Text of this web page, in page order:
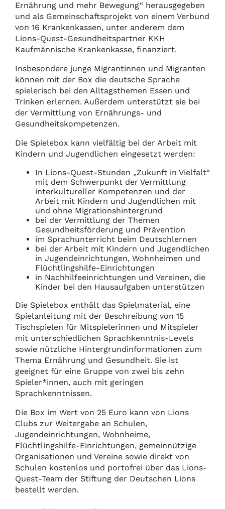
Ernährung und mehr Bewegung“ herausgegeben
und als Gemeinschaftsprojekt von einem Verbund
von 16 Krankenkassen, unter anderem dem
Lions-Quest-Gesundheitspartner KKH
Kaufmännische Krankenkasse, finanziert.
Insbesondere junge Migrantinnen und Migranten
können mit der Box die deutsche Sprache
spielerisch bei den Alltagsthemen Essen und
Trinken erlernen. Außerdem unterstützt sie bei
der Vermittlung von Ernährungs- und
Gesundheitskompetenzen.
Die Spielebox kann vielfältig bei der Arbeit mit
Kindern und Jugendlichen eingesetzt werden:
In Lions-Quest-Stunden „Zukunft in Vielfalt“
mit dem Schwerpunkt der Vermittlung
interkultureller Kompetenzen und der
Arbeit mit Kindern und Jugendlichen mit
und ohne Migrationshintergrund
bei der Vermittlung der Themen
Gesundheitsförderung und Prävention
im Sprachunterricht beim Deutschlernen
bei der Arbeit mit Kindern und Jugendlichen
in Jugendeinrichtungen, Wohnheimen und
Flüchtlingshilfe-Einrichtungen
in Nachhilfeeinrichtungen und Vereinen, die
Kinder bei den Hausaufgaben unterstützen
Die Spielebox enthält das Spielmaterial, eine
Spielanleitung mit der Beschreibung von 15
Tischspielen für Mitspielerinnen und Mitspieler
mit unterschiedlichen Sprachkenntnis-Levels
sowie nützliche Hintergrundinformationen zum
Thema Ernährung und Gesundheit. Sie ist
geeignet für eine Gruppe von zwei bis zehn
Spieler*innen, auch mit geringen
Sprachkenntnissen.
Die Box im Wert von 25 Euro kann von Lions
Clubs zur Weitergabe an Schulen,
Jugendeinrichtungen, Wohnheime,
Flüchtlingshilfe-Einrichtungen, gemeinnützige
Organisationen und Vereine sowie direkt von
Schulen kostenlos und portofrei über das Lions-
Quest-Team der Stiftung der Deutschen Lions
bestellt werden.